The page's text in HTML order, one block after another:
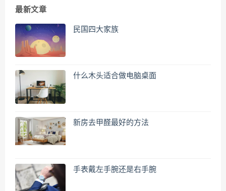
最新文章
民国四大家族
什么木头适合做电脑桌面
新房去甲醛最好的方法
手表戴左手腕还是右手腕